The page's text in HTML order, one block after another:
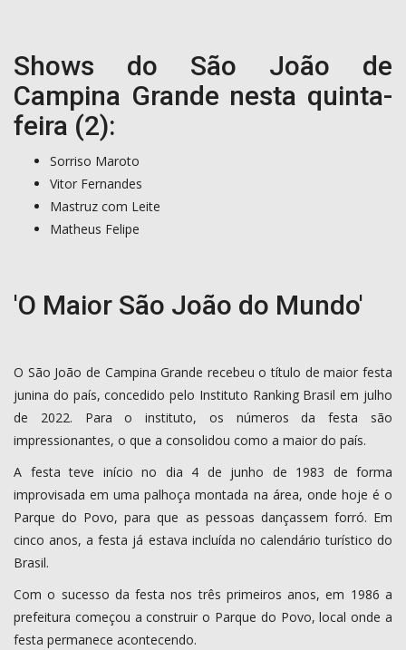
Shows do São João de
Campina Grande nesta quinta-
feira (2):
Sorriso Maroto
Vitor Fernandes
Mastruz com Leite
Matheus Felipe
'O Maior São João do Mundo'
O São João de Campina Grande recebeu o título de maior festa
junina do país, concedido pelo Instituto Ranking Brasil em julho
de 2022. Para o instituto, os números da festa são
impressionantes, o que a consolidou como a maior do país.
A festa teve início no dia 4 de junho de 1983 de forma
improvisada em uma palhoça montada na área, onde hoje é o
Parque do Povo, para que as pessoas dançassem forró. Em
cinco anos, a festa já estava incluída no calendário turístico do
Brasil.
Com o sucesso da festa nos três primeiros anos, em 1986 a
prefeitura começou a construir o Parque do Povo, local onde a
festa permanece acontecendo.